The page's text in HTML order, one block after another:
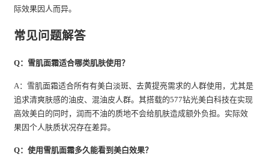
际效果因人而异。
常见问题解答
Q：雪肌面霜适合哪类肌肤使用？
A：雪肌面霜适合所有有美白淡斑、去黄提亮需求的人群使用，尤其是
追求清爽肤感的油皮、混油皮人群。其搭载的577钻光美白科技在实现
高效美白的同时，润而不油的质地不会给肌肤造成额外负担。实际效
果因个人肤质状况存在差异。
Q：使用雪肌面霜多久能看到美白效果？